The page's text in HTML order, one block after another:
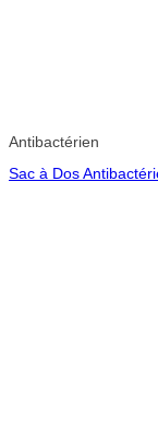
Antibactérien
Sac à Dos